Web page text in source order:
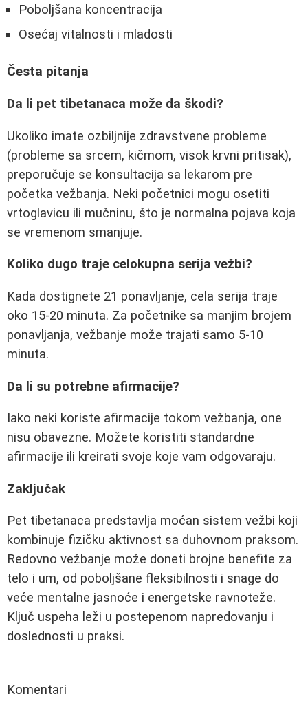
Poboljšana koncentracija
Osećaj vitalnosti i mladosti
Česta pitanja
Da li pet tibetanaca može da škodi?
Ukoliko imate ozbiljnije zdravstvene probleme
(probleme sa srcem, kičmom, visok krvni pritisak),
preporučuje se konsultacija sa lekarom pre
početka vežbanja. Neki početnici mogu osetiti
vrtoglavicu ili mučninu, što je normalna pojava koja
se vremenom smanjuje.
Koliko dugo traje celokupna serija vežbi?
Kada dostignete 21 ponavljanje, cela serija traje
oko 15-20 minuta. Za početnike sa manjim brojem
ponavljanja, vežbanje može trajati samo 5-10
minuta.
Da li su potrebne afirmacije?
Iako neki koriste afirmacije tokom vežbanja, one
nisu obavezne. Možete koristiti standardne
afirmacije ili kreirati svoje koje vam odgovaraju.
Zaključak
Pet tibetanaca predstavlja moćan sistem vežbi koji
kombinuje fizičku aktivnost sa duhovnom praksom.
Redovno vežbanje može doneti brojne benefite za
telo i um, od poboljšane fleksibilnosti i snage do
veće mentalne jasnoće i energetske ravnoteže.
Ključ uspeha leži u postepenom napredovanju i
doslednosti u praksi.
Komentari